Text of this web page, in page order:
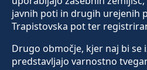
javnih poti in drugih urejenih
Trapistovska pot ter
Drugo območje, kjer naj bi se
predstavljajo varnostno